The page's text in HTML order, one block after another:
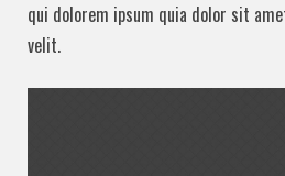
qui dolorem ipsum quia dolor sit
velit.